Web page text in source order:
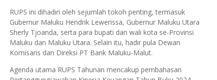
RUPS ini dihadiri oleh sejumlah tokoh penting, termasuk
Gubernur Maluku Hendrik Lewerissa, Gubernur Maluku Utara
Sherly Tjoanda, serta para bupati dan wali kota se-Provinsi
Maluku dan Maluku Utara. Selain itu, hadir pula Dewan
Komisaris dan Direksi PT Bank Maluku-Malut.
Agenda utama RUPS Tahunan mencakup pembahasan